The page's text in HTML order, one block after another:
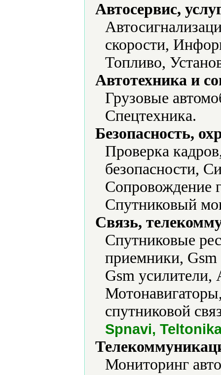
Автосервис,
скорости,
Топливо,
Автотехника и
Грузовые
Спецтехника.
Безопасность,
Проверка
безопасности,
Сопровождение
Спутниковый
Связь,
Cпутниковые
приемники,
Gsm
спутниковой
Spnavi,
Мониторинг